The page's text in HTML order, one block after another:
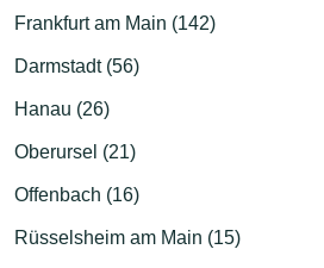
Frankfurt am Main (142)
Darmstadt (56)
Hanau (26)
Oberursel (21)
Offenbach (16)
Rüsselsheim am Main (15)